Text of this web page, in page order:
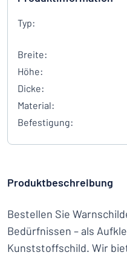
Typ:
Breite:
Höhe:
Dicke:
Material:
Befestigung:
Produktbeschreibung
Bestellen Sie
Bedürfnissen – als
Kunststoffschild. Wir